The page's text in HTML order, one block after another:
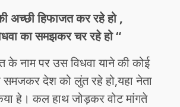
अच्छी हिफाजत कर रहे हो ,
का समझकर चर रहे हो “
के नाम पर उस विधवा याने की कोई
समजकर देश को लुंत रहे हो,यहा नेता
हे। कल हाथ जोड़कर वोट मांगते